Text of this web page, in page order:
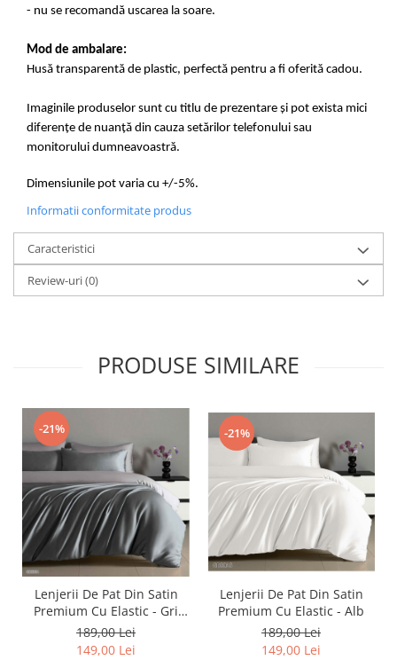
- nu se recomandă uscarea la soare.
Mod de ambalare:
Husă transparentă de plastic, perfectă pentru a fi oferită cadou.
Imaginile produselor sunt cu titlu de prezentare și pot exista mici
diferențe de nuanță din cauza setărilor telefonului sau
monitorului dumneavoastră.
Dimensiunile pot varia cu +/-5%.
Informatii conformitate produs
Caracteristici
Review-uri(0)
PRODUSE SIMILARE
-21%
Lenjerii De Pat Din Satin
Premium Cu Elastic - Gri
Cenusiu
189,00 Lei
149,00 Lei
-21%
Lenjerii De Pat Din Satin
Premium Cu Elastic - Alb
189,00 Lei
149,00 Lei